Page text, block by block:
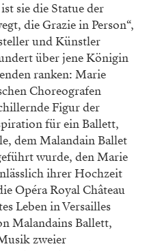
sie die Statue der
die Grazie in Person“,
und Künstler
über jene Königin
ranken: Marie
Choreografen
Figur der
für ein Ballett,
dem Malandain Ballet
wurde, den Marie
ihrer Hochzeit
Opéra Royal Château
Leben in Versailles
Malandains Ballett,
zweier